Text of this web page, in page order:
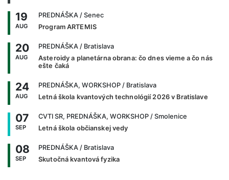
19
AUG
PREDNÁŠKA / Senec
Program ARTEMIS
20
AUG
PREDNÁŠKA / Bratislava
Asteroidy a planetárna obrana: čo dnes vieme a čo nás
ešte čaká
24
AUG
PREDNÁŠKA, WORKSHOP / Bratislava
Letná škola kvantových technológií 2026 v Bratislave
07
SEP
CVTI SR, PREDNÁŠKA, WORKSHOP / Smolenice
Letná škola občianskej vedy
08
SEP
PREDNÁŠKA / Bratislava
Skutočná kvantová fyzika